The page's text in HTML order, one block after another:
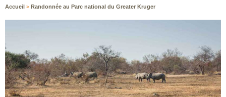
Accueil > Randonnée au Parc national du Greater Kruger